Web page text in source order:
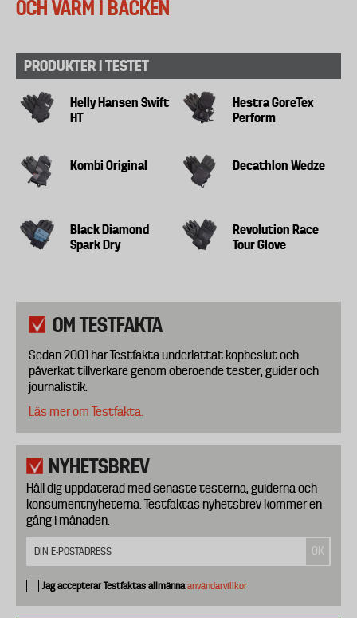
OCH VARM I BACKEN
PRODUKTER I TESTET
Helly Hansen Swift
HT
Hestra GoreTex
Perform
Kombi Original Decathlon Wedze
Black Diamond
Spark Dry
Revolution Race
Tour Glove
OM TESTFAKTA
Sedan 2001 har Testfakta underlättat köpbeslut och
påverkat tillverkare genom oberoende tester, guider och
journalistik.
Läs mer om Testfakta.
NYHETSBREV
Håll dig uppdaterad med senaste testerna, guiderna och
konsumentnyheterna. Testfaktas nyhetsbrev kommer en
gång i månaden.
Jag accepterar Testfaktas allmännaanvändarvillkor